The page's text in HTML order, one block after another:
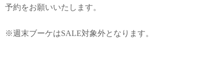
予約をお願いいたします。
※週末ブーケはSALE対象外となります。